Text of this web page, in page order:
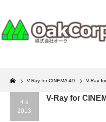
Home
V-Ray for CINEMA 4D V-Ray
4.9
2013
V-Ray for